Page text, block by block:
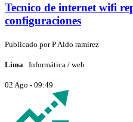
Tecnico de internet wifi
configuraciones
Publicado porP Aldo ramirez
Lima Informática / web
02 Ago - 09:49